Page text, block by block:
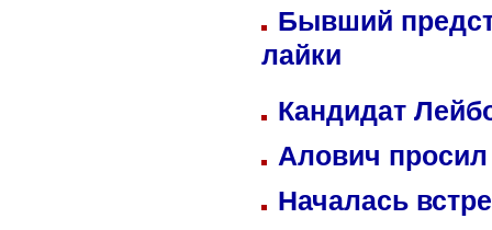
Бывший
лайки
Кандидат
Алович просил
Началась